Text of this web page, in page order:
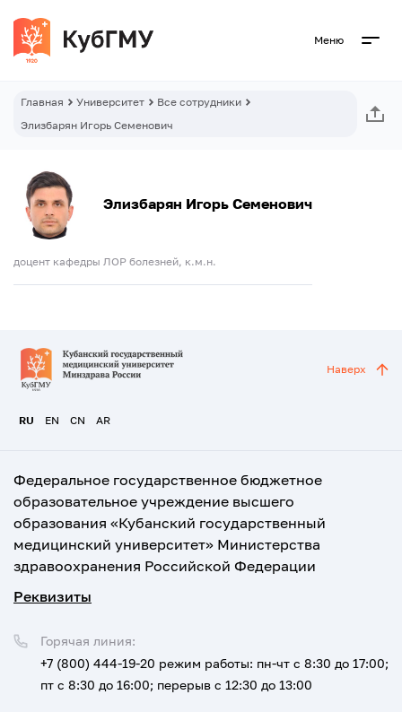
Меню
Главная Университет
Все сотрудники
Элизбарян Игорь Семенович
Элизбарян Игорь Семенович
доцент кафедры ЛОР болезней, к.м.н.
RU EN CN AR
Наверх
Федеральное государственное бюджетное
образовательное учреждение высшего
образования «Кубанский государственный
медицинский университет» Министерства
здравоохранения Российской Федерации
Реквизиты
Горячая линия:
+7 (800) 444-19-20 режим работы: пн-чт с 8:30 до 17:00;
пт с 8:30 до 16:00; перерыв с 12:30 до 13:00